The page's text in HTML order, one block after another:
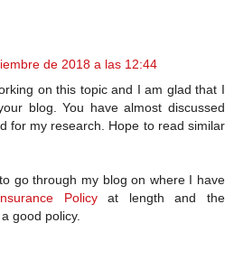
de 2018 a las 12:44
on this topic and I am glad that I
blog. You have almost discussed
for my research. Hope to read similar
go through my blog on where I have
Policyat length and the
good policy.